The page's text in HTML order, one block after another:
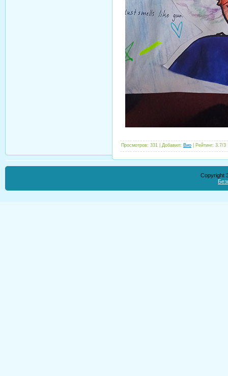
Просмотров: 331 Добавил: Вио Рейтинг: 3.7/3
Copyright